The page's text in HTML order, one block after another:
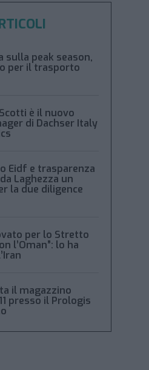
sulla peak season,
per il trasporto
è il nuovo
di Dachser Italy
Eidf e trasparenza
Laghezza un
la due diligence
per lo Stretto
l’Oman”: lo ha
il magazzino
presso il Prologis